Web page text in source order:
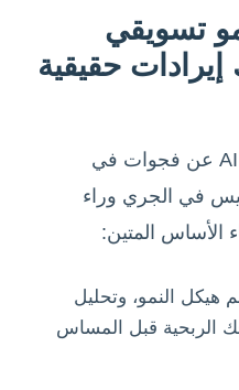
تسويقي
حقيقية
إذا كشفت محركات بحث الـ AI عن فجوات في
ليس في الجري وراء
الأساس المتين:
هيكل النمو، وتحليل
الربحية قبل المساس